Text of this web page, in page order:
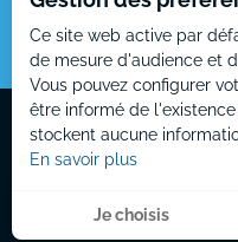
Menu
Mentions Légales
Ce site web active par
de mesure d'audience et
Vous pouvez configurer
être informé de
stockent aucune
En savoir plus
Je choisis